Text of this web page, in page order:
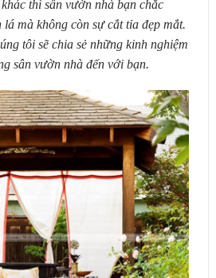
thì sân vườn nhà bạn chắc
lá mà không còn sự cắt tỉa đẹp mắt.
tôi sẽ chia sẻ những kinh nghiệm
sân vườn nhà đến với bạn.